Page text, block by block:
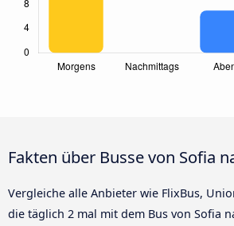
Fakten über Busse von Sofia
Vergleiche alle Anbieter wie FlixBus,
die täglich 2 mal mit dem Bus von Sofia